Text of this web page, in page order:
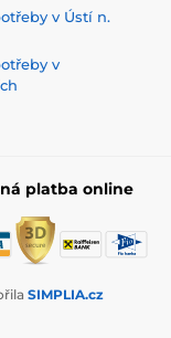
v Ústí n.
v
platba online
SIMPLIA.cz